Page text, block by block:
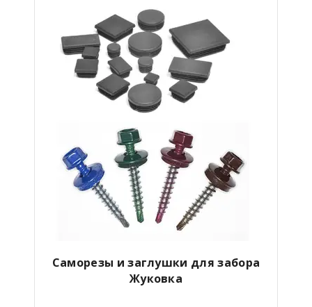
Саморезы и заглушки для забора
Жуковка